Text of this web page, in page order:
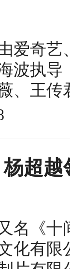
爱奇
波执
、王
超
名《
化有